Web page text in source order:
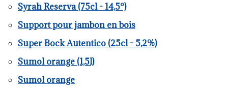
Syrah Reserva (75cl - 14,5°)
Support pour jambon en bois
Super Bock Autentico (25cl - 5,2%)
Sumol orange (1,5l)
Sumol orange